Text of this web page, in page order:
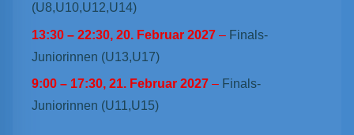
(U8,U10,U12,U14)
13:30 – 22:30, 20. Februar 2027 – Finals-
Juniorinnen (U13,U17)
9:00 – 17:30, 21. Februar 2027 – Finals-
Juniorinnen (U11,U15)